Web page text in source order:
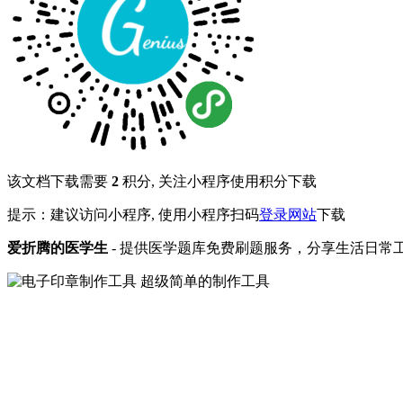
该文档下载需要 2 积分, 关注小程序使用积分下载
提示：建议访问小程序, 使用小程序扫码登录网站下载
爱折腾的医学生 - 提供医学题库免费刷题服务，分享生活日常